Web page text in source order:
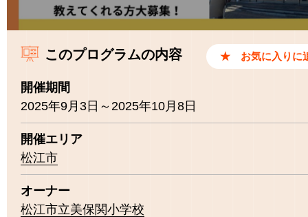
このプログラムの内容
開催期間
2025年9月3日～2025年10月8日
開催エリア
松江市
オーナー
松江市立美保関小学校